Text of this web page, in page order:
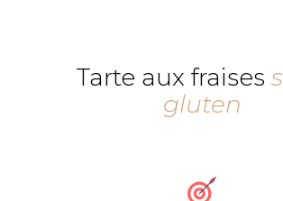
Tarte aux fraises
gluten